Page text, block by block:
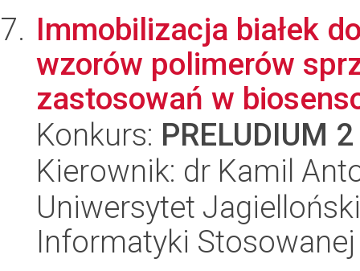
Immobilizacja białek
wzorów polimerów
zastosowań w
Konkurs: PRELUDIUM 2
Kierownik: dr Kamil
Uniwersytet
Informatyki Stosowanej